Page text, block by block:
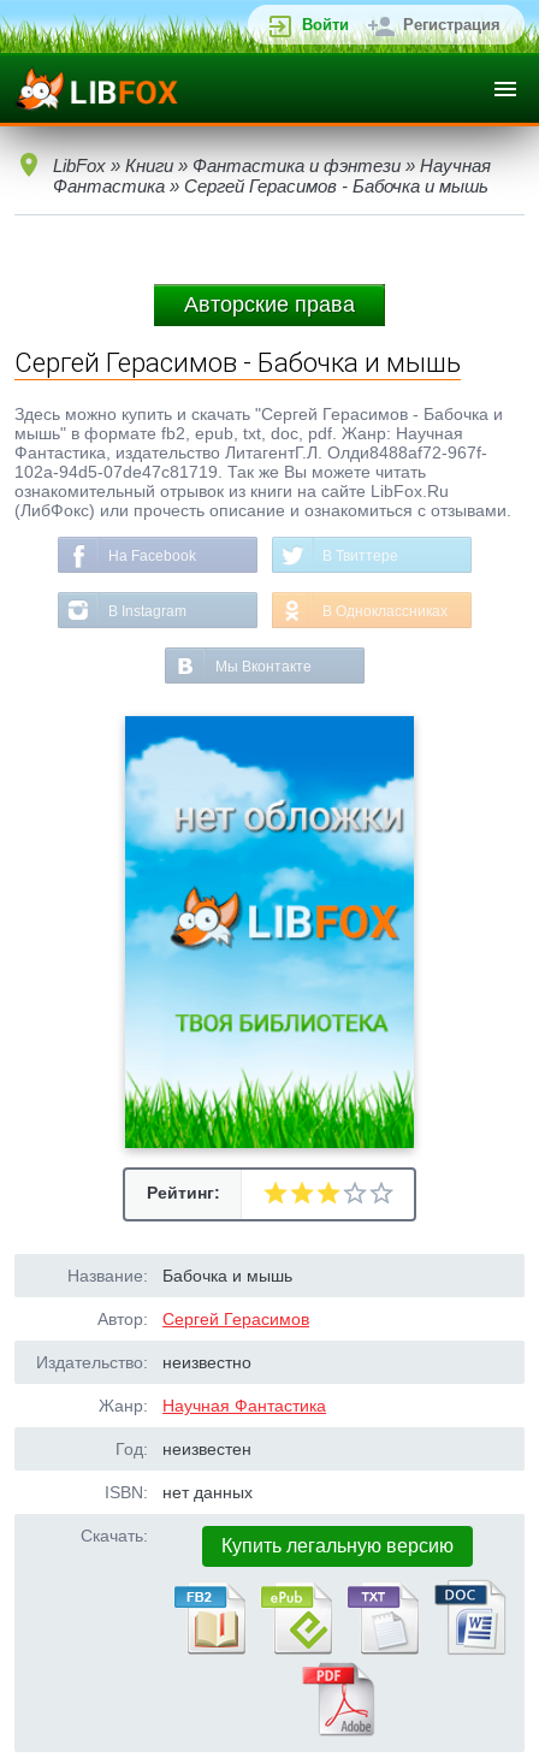
Войти Регистрация
LibFox » Книги » Фантастика и фэнтези » Научная
Фантастика » Сергей Герасимов - Бабочка и мышь
Авторские права
Сергей Герасимов - Бабочка и мышь
Здесь можно купить и скачать "Сергей Герасимов - Бабочка и
мышь" в формате fb2, epub, txt, doc, pdf. Жанр: Научная
Фантастика, издательство ЛитагентГ.Л. Олди8488af72-967f-
102a-94d5-07de47c81719. Так же Вы можете читать
ознакомительный отрывок из книги на сайте LibFox.Ru
(ЛибФокс) или прочесть описание и ознакомиться с отзывами.
На Facebook В Твиттере
В Instagram В Одноклассниках
Мы Вконтакте
Рейтинг:
Название: Бабочка и мышь
Автор: Сергей Герасимов
Издательство: неизвестно
Жанр: Научная Фантастика
Год: неизвестен
ISBN: нет данных
Скачать: Купить легальную версию